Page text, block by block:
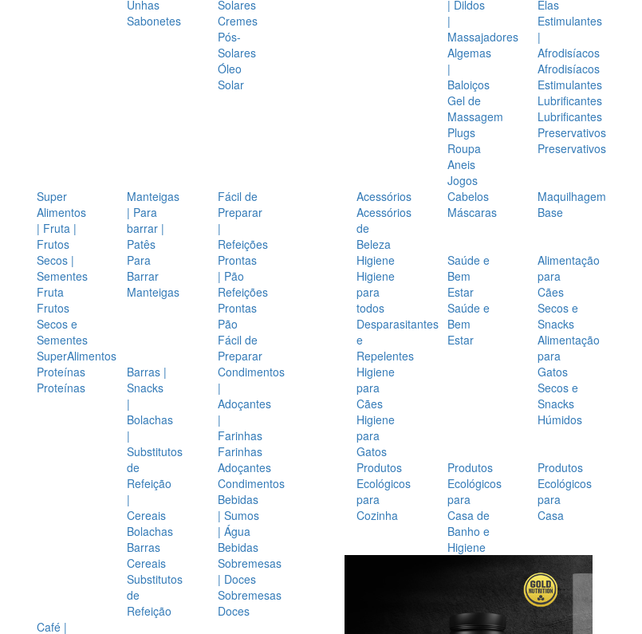
Unhas
Sabonetes
Solares
Cremes
Pós-
Solares
Óleo
Solar
| Dildos
|
Massajadores
Algemas
|
Baloiços
Gel de
Massagem
Plugs
Roupa
Aneis
Jogos
Elas
Estimulantes
|
Afrodisíacos
Afrodisíacos
Estimulantes
Lubrificantes
Lubrificantes
Preservativos
Preservativos
Super
Alimentos
| Fruta |
Frutos
Secos |
Sementes
Fruta
Frutos
Secos e
Sementes
SuperAlimentos
Manteigas
| Para
barrar |
Patês
Para
Barrar
Manteigas
Fácil de
Preparar
|
Refeições
Prontas
| Pão
Refeições
Prontas
Pão
Fácil de
Preparar
Proteínas
Proteínas
Barras |
Snacks
|
Bolachas
|
Substitutos
de
Refeição
|
Cereais
Bolachas
Barras
Cereais
Substitutos
de
Refeição
Condimentos
|
Adoçantes
|
Farinhas
Farinhas
Adoçantes
Condimentos
Bebidas
| Sumos
| Água
Bebidas
Sobremesas
| Doces
Sobremesas
Doces
Café |
Acessórios
Acessórios
de
Beleza
Cabelos
Máscaras
Maquilhagem
Base
Higiene
Higiene
para
todos
Desparasitantes
e
Repelentes
Higiene
para
Cães
Higiene
para
Gatos
Saúde e
Bem
Estar
Saúde e
Bem
Estar
Alimentação
para
Cães
Secos e
Snacks
Alimentação
para
Gatos
Secos e
Snacks
Húmidos
Produtos
Ecológicos
para
Cozinha
Produtos
Ecológicos
para
Casa de
Banho e
Higiene
Produtos
Ecológicos
para
Casa